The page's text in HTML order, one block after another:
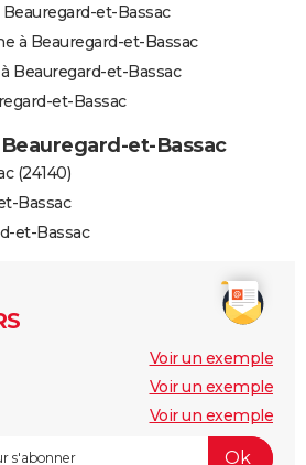
et-Bassac
à Beauregard-et-Bassac
Beauregard-et-Bassac
et-Bassac
et-Bassac
(24140)
Bassac
et-Bassac
Voir un exemple
Voir un exemple
Voir un exemple